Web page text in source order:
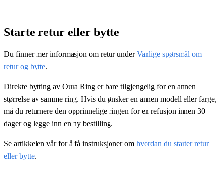
Starte retur eller bytte
Du finner mer informasjon om retur underVanlige spørsmål om
retur og bytte.
Direkte bytting av Oura Ring er bare tilgjengelig for en annen
størrelse av samme ring. Hvis du ønsker en annen modell eller farge,
må du returnere den opprinnelige ringen for en refusjon innen 30
dager og legge inn en ny bestilling.
Se artikkelen vår for å få instruksjoner om hvordan du starter retur
eller bytte.